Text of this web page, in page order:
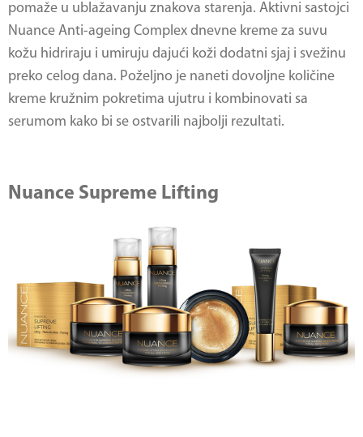
pomaže u ublažavanju znakova starenja. Aktivni sastojci
Nuance Anti-ageing Complex dnevne kreme za suvu
kožu hidriraju i umiruju dajući koži dodatni sjaj i svežinu
preko celog dana. Poželjno je naneti dovoljne količine
kreme kružnim pokretima ujutru i kombinovati sa
serumom kako bi se ostvarili najbolji rezultati.
Nuance Supreme Lifting